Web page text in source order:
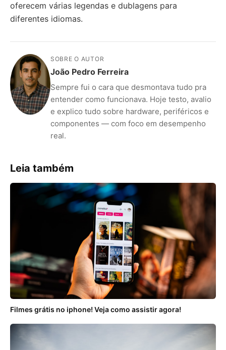
oferecem várias legendas e dublagens para
diferentes idiomas.
SOBRE O AUTOR
João Pedro Ferreira
Sempre fui o cara que desmontava tudo pra
entender como funcionava. Hoje testo, avalio
e explico tudo sobre hardware, periféricos e
componentes — com foco em desempenho
real.
Leia também
Filmes grátis no iphone! Veja como assistir agora!